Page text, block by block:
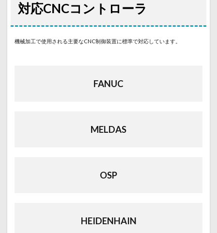
対応CNCコントローラ
機械加工で使用される主要なCNC制御装置に標準で対応しています。
FANUC
MELDAS
OSP
HEIDENHAIN